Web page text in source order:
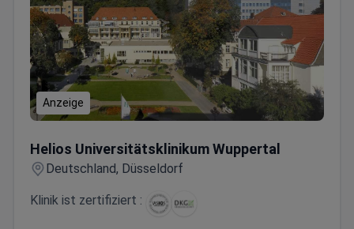
Anzeige
Helios Universitätsklinikum Wuppertal
Deutschland, Düsseldorf
Klinik ist zertifiziert :